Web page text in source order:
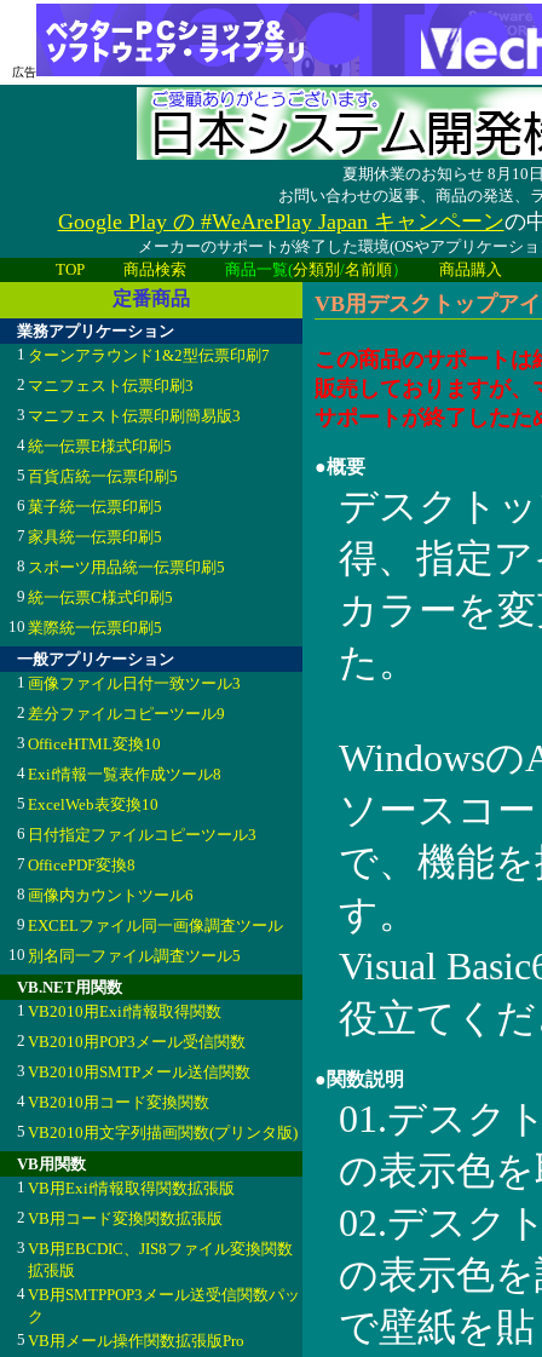
広告
夏期休業のお知らせ 8月10
お問い合わせの返事、商品の発送、
Google Play の #WeArePlay Japan キャンペーンの
メーカーのサポートが終了した環境(OSやアプリケーシ
TOP
商品検索 商品一覧(分類別 /名前順） 商品購入
定番商品
業務アプリケーション
1 ターンアラウンド1&2型伝票印刷7
2 マニフェスト伝票印刷3
3 マニフェスト伝票印刷簡易版3
4統一伝票E様式印刷5
5 百貨店統一伝票印刷5
6 菓子統一伝票印刷5
7 家具統一伝票印刷5
8 スポーツ用品統一伝票印刷5
9 統一伝票C様式印刷5
10 業際統一伝票印刷5
一般アプリケーション
1 画像ファイル日付一致ツール3
2 差分ファイルコピーツール9
3 OfficeHTML変換10
4Exif情報一覧表作成ツール8
5 ExcelWeb表変換10
6 日付指定ファイルコピーツール3
7 OfficePDF変換8
8 画像内カウントツール6
9 EXCELファイル同一画像調査ツール
10 別名同一ファイル調査ツール5
VB.NET用関数
1 VB2010用Exif情報取得関数
2 VB2010用POP3メール受信関数
3 VB2010用SMTPメール送信関数
4VB2010用コード変換関数
5 VB2010用文字列描画関数(プリンタ版)
VB用関数
1 VB用Exif情報取得関数拡張版
2 VB用コード変換関数拡張版
3 VB用EBCDIC、JIS8ファイル変換関数
拡張版
4VB用SMTPPOP3メール送受信関数パッ
ク
5 VB用メール操作関数拡張版Pro
VB用デスクトップア
この商品のサポートは
販売しておりますが、
サポートが終了したた
●概要
デスクト
得、指定
カラーを
た。
Windows
ソースコ
で、機能
す。
Visual
役立てく
●関数説明
01.デスク
の表示色
02.デスク
の表示色
で壁紙を